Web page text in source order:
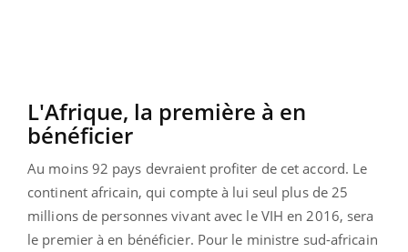
L'Afrique, la première à en
bénéficier
Au moins 92 pays devraient profiter de cet accord. Le
continent africain, qui compte à lui seul plus de 25
millions de personnes vivant avec le VIH en 2016, sera
le premier à en bénéficier. Pour le ministre sud-africain